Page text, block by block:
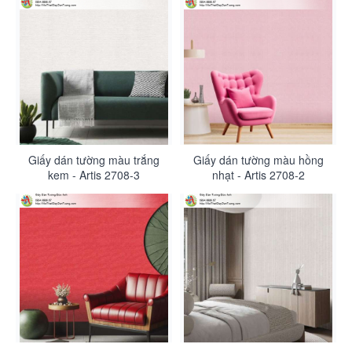
Giấy dán tường màu trắng
kem - Artis 2708-3
Giấy dán tường màu hồng
nhạt - Artis 2708-2